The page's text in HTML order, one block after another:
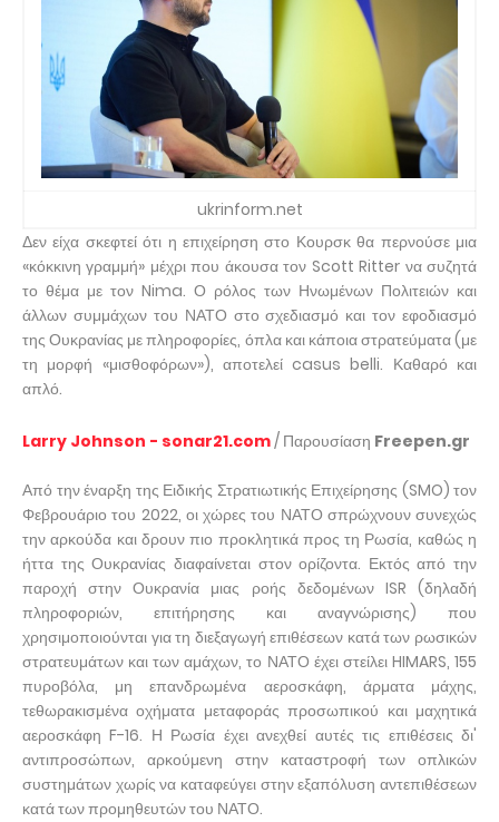
ukrinform.net
Δεν είχα σκεφτεί ότι η επιχείρηση στο Κουρσκ θα περνούσε μια
«κόκκινη γραμμή» μέχρι που άκουσα τον Scott Ritter να συζητά
το θέμα με τον Nima. Ο ρόλος των Ηνωμένων Πολιτειών και
άλλων συμμάχων του ΝΑΤΟ στο σχεδιασμό και τον εφοδιασμό
της Ουκρανίας με πληροφορίες, όπλα και κάποια στρατεύματα (με
τη μορφή «μισθοφόρων»), αποτελεί casus belli. Καθαρό και
απλό.
Larry Johnson - sonar21.com/ Παρουσίαση Freepen.gr
Από την έναρξη της Ειδικής Στρατιωτικής Επιχείρησης (SMO) τον
Φεβρουάριο του 2022, οι χώρες του ΝΑΤΟ σπρώχνουν συνεχώς
την αρκούδα και δρουν πιο προκλητικά προς τη Ρωσία, καθώς η
ήττα της Ουκρανίας διαφαίνεται στον ορίζοντα. Εκτός από την
παροχή στην Ουκρανία μιας ροής δεδομένων ISR (δηλαδή
πληροφοριών, επιτήρησης και αναγνώρισης) που
χρησιμοποιούνται για τη διεξαγωγή επιθέσεων κατά των ρωσικών
στρατευμάτων και των αμάχων, το ΝΑΤΟ έχει στείλει HIMARS, 155
πυροβόλα, μη επανδρωμένα αεροσκάφη, άρματα μάχης,
τεθωρακισμένα οχήματα μεταφοράς προσωπικού και μαχητικά
αεροσκάφη F-16. Η Ρωσία έχει ανεχθεί αυτές τις επιθέσεις δι'
αντιπροσώπων, αρκούμενη στην καταστροφή των οπλικών
συστημάτων χωρίς να καταφεύγει στην εξαπόλυση αντεπιθέσεων
κατά των προμηθευτών του ΝΑΤΟ.